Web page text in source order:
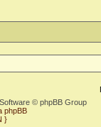
© phpBB Group
phpBB
}